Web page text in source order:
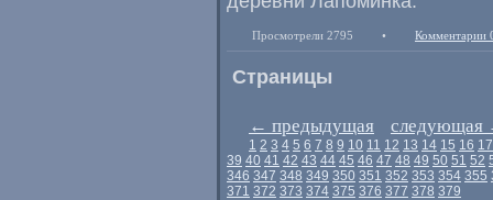
Просмотрели 2795 • Комментарии
Страницы
← предыдущая следующая
1 2 3 4 5 6 7 8 9 10 11 12 13 14 15 16 17
39 40 41 42 43 44 45 46 47 48 49 50 51 52
346 347 348 349 350 351 352 353 354 355
371 372 373 374 375 376 377 378 379